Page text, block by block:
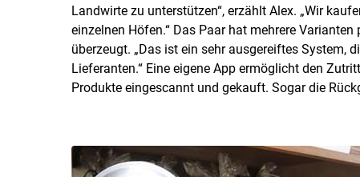
Landwirte zu unterstützen“, erzählt Alex. „Wir
einzelnen Höfen.“ Das Paar hat mehrere
überzeugt. „Das ist ein sehr ausgereiftes System,
Lieferanten.“ Eine eigene App ermöglicht den
Produkte eingescannt und gekauft. Sogar die